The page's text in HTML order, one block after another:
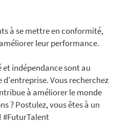
à se mettre en conformité,
leur performance.
indépendance sont au
Vous recherchez
à améliorer le monde
? Postulez, vous êtes à un
#FuturTalent